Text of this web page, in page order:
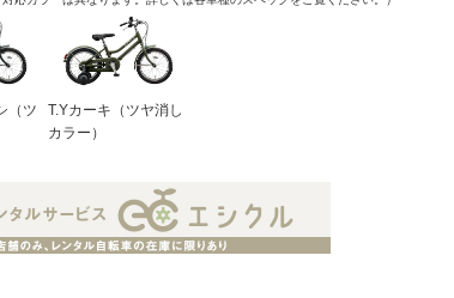
（ツ
T.Yカーキ（ツヤ消し
カラー）